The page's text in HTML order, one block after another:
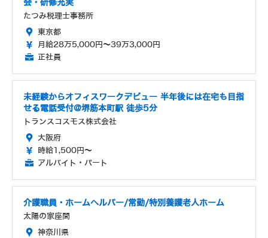
会・研修充実
たつみ税理士事務所
東京都
月給28万5,000円～39万3,000円
正社員
未経験からオフィスワークデビュー 半年後には在宅も目指
せる電話受付@堺筋本町駅 徒歩5分
トランスコスモス株式会社
大阪府
時給1,500円～
アルバイト・パート
介護職員・ホームヘルパー/常勤/特別養護老人ホーム
太陽の家座間
神奈川県